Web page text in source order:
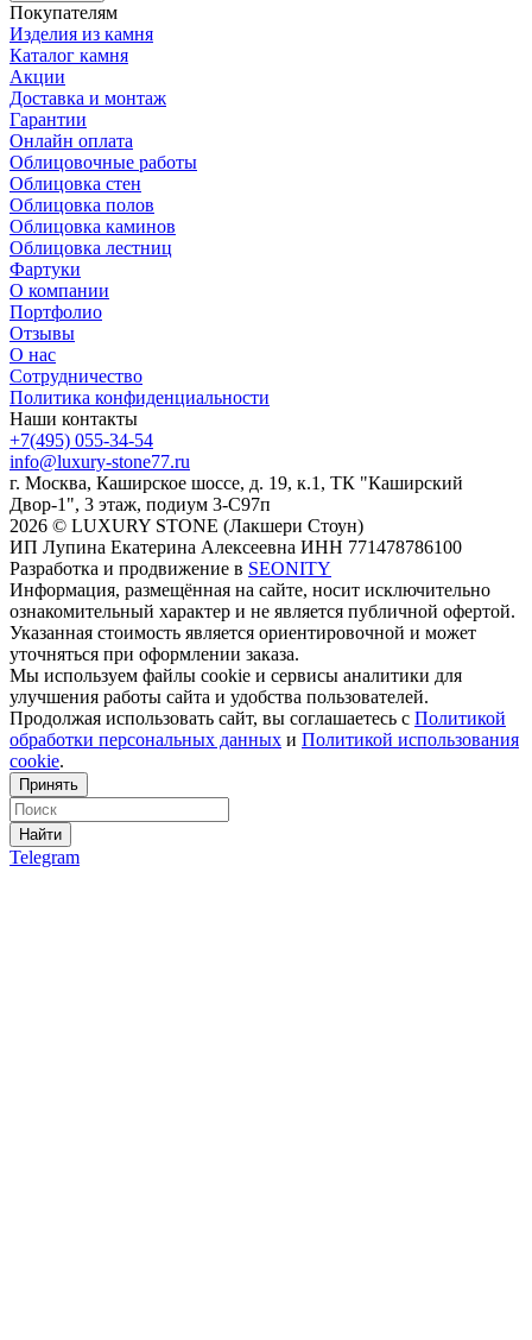
Покупателям
Изделия из камня
Каталог камня
Акции
Доставка и монтаж
Гарантии
Онлайн оплата
Облицовочные работы
Облицовка стен
Облицовка полов
Облицовка каминов
Облицовка лестниц
Фартуки
О компании
Портфолио
Отзывы
О нас
Сотрудничество
Политика конфиденциальности
Наши контакты
+7(495) 055-34-54
info@luxury-stone77.ru
г. Москва, Каширское шоссе, д. 19, к.1, ТК "Каширский
Двор-1", 3 этаж, подиум 3-С97п
2026 © LUXURY STONE (Лакшери Стоун)
ИП Лупина Екатерина Алексеевна ИНН 771478786100
Разработка и продвижение в SEONITY
Информация, размещённая на сайте, носит исключительно
ознакомительный характер и не является публичной офертой.
Указанная стоимость является ориентировочной и может
уточняться при оформлении заказа.
Мы используем файлы cookie и сервисы аналитики для
улучшения работы сайта и удобства пользователей.
Продолжая использовать сайт, вы соглашаетесь с Политикой
обработки персональных данных и Политикой использования
cookie.
Принять
Найти
Telegram